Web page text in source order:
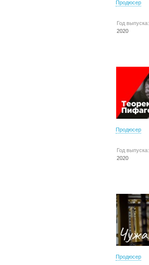
Продюсер
Год выпуска:
2020
Продюсер
Год выпуска:
2020
Продюсер